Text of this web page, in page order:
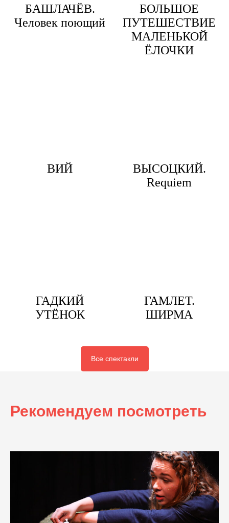
БАШЛАЧЁВ.
Человек поющий
БОЛЬШОЕ
ПУТЕШЕСТВИЕ
МАЛЕНЬКОЙ
ЁЛОЧКИ
ВИЙ
ВЫСОЦКИЙ.
Requiem
ГАДКИЙ
УТЁНОК
ГАМЛЕТ.
ШИРМА
Все спектакли
Рекомендуем посмотреть